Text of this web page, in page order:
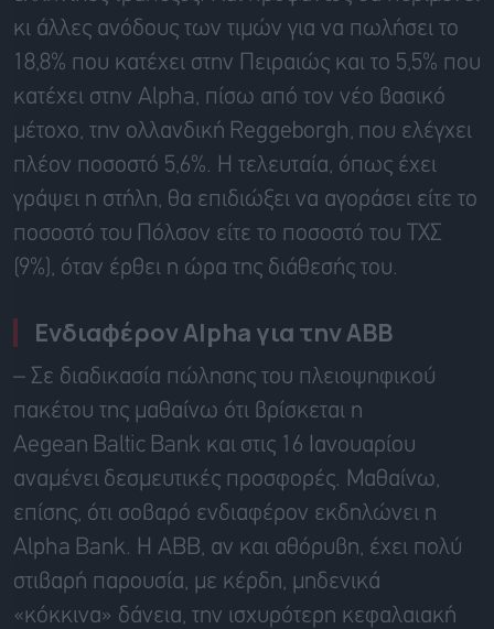
κι άλλες ανόδους των τιμών για να πωλήσει το
18,8% που κατέχει στην Πειραιώς και το 5,5% που
κατέχει στην Alpha, πίσω από τον νέο βασικό
μέτοχο, την ολλανδική Reggeborgh, που ελέγχει
πλέον ποσοστό 5,6%. Η τελευταία, όπως έχει
γράψει η στήλη, θα επιδιώξει να αγοράσει είτε το
ποσοστό του
Πόλσον είτε το ποσοστό του ΤΧΣ
(9%), όταν έρθει η ώρα της διάθεσής του.
ΕνδιαφέρονAlpha για τηνABB
– Σε διαδικασία πώλησης του πλειοψηφικού
πακέτου της μαθαίνω ότι βρίσκεται η
Aegean Baltic Bank και στις 16 Ιανουαρίου
αναμένει δεσμευτικές προσφορές. Μαθαίνω,
επίσης, ότι σοβαρό ενδιαφέρον εκδηλώνει η
Alpha Bank. Η ABB, αν και αθόρυβη, έχει πολύ
στιβαρή παρουσία, με κέρδη, μηδενικά
«κόκκινα» δάνεια, την ισχυρότερη κεφαλαιακή